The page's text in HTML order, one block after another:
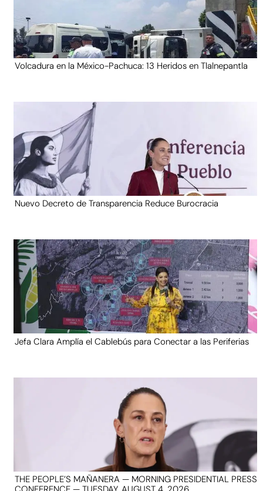
Volcadura en la México-Pachuca: 13 Heridos en Tlalnepantla
Nuevo Decreto de Transparencia Reduce Burocracia
Jefa Clara Amplía el Cablebús para Conectar a las Periferias
THE PEOPLE’S MAÑANERA — MORNING PRESIDENTIAL PRESS